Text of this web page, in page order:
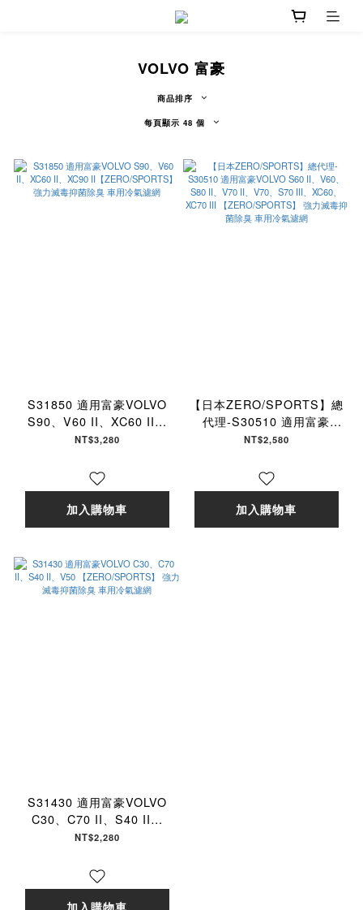
VOLVO 富豪
商品排序
每頁顯示 48 個
S31850 適用富豪VOLVO
S90、V60 II、XC60 II、
XC90
滅毒抑菌除臭 車用冷氣濾網
NT$3,280
加入購物車
【日本ZERO/SPORTS】總
代理-S30510 適用富豪
VOLVO S60 II、V60、S80
III、XC60、XC70 III
【ZERO/SPORTS】 強力
滅毒抑菌除臭 車用冷氣濾網
NT$2,580
加入購物車
S31430 適用富豪VOLVO
C30、C70 II、S40 II、
V50 【ZERO/SPORTS】
濾網
NT$2,280
加入購物車